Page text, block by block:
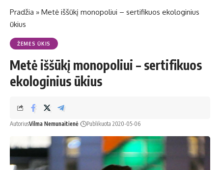
Pradžia » Metė iššūkį monopoliui – sertifikuos ekologinius
ūkius
ŽEMĖS ŪKIS
Metė iššūkį monopoliui – sertifikuos
ekologinius ūkius
AutoriusVilma Nemunaitienė Publikuota 2020-05-06